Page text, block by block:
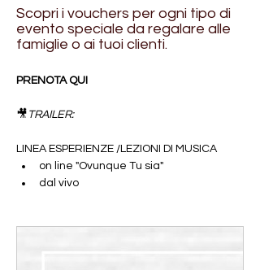
Scopri i vouchers per ogni tipo di
evento speciale da regalare alle
famiglie o ai tuoi clienti.
PRENOTA QUI
🎥 TRAILER:
LINEA ESPERIENZE /LEZIONI DI MUSICA
on line "Ovunque Tu sia"
dal vivo